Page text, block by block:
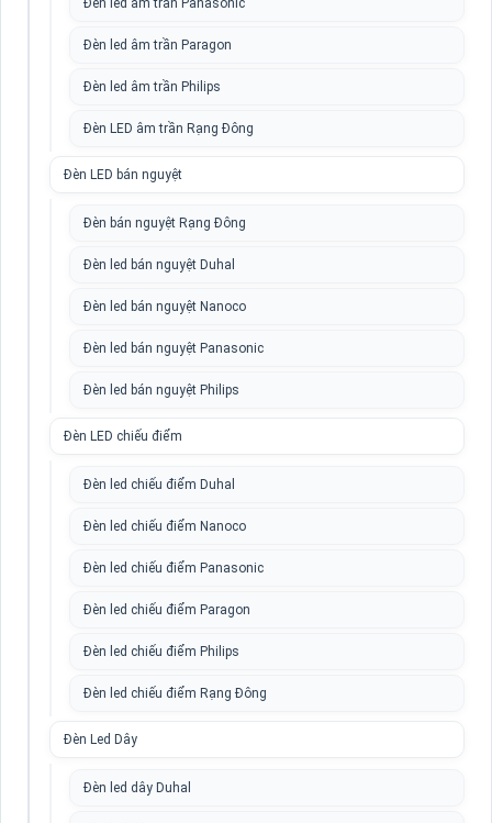
Đèn led âm trần Panasonic
Đèn led âm trần Paragon
Đèn led âm trần Philips
Đèn LED âm trần Rạng Đông
Đèn LED bán nguyệt
Đèn bán nguyệt Rạng Đông
Đèn led bán nguyệt Duhal
Đèn led bán nguyệt Nanoco
Đèn led bán nguyệt Panasonic
Đèn led bán nguyệt Philips
Đèn LED chiếu điểm
Đèn led chiếu điểm Duhal
Đèn led chiếu điểm Nanoco
Đèn led chiếu điểm Panasonic
Đèn led chiếu điểm Paragon
Đèn led chiếu điểm Philips
Đèn led chiếu điểm Rạng Đông
Đèn Led Dây
Đèn led dây Duhal